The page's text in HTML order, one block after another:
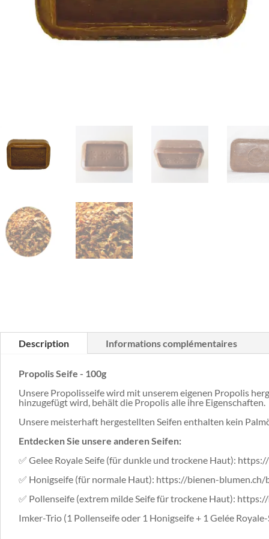
Description Informations complémentaires
Propolis Seife - 100g
Unsere Propolisseife wird mit unserem eigenen Propolis
hinzugefügt wird, behält die Propolis alle ihre Eigenschaften.
Unsere meisterhaft hergestellten Seifen enthalten kein
Entdecken Sie unsere anderen Seifen:
✅ Gelee Royale Seife (für dunkle und trockene Haut):
✅ Honigseife (für normale Haut): https://bienen-
✅ Pollenseife (extrem milde Seife für trockene Haut):
Imker-Trio (1 Pollenseife oder 1 Honigseife + 1 Gelée